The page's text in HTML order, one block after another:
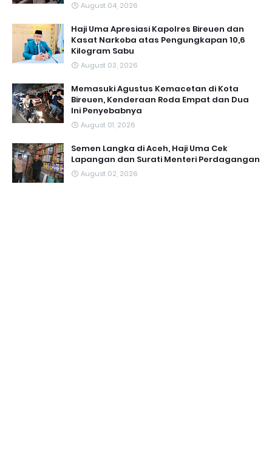
August 04, 2026
Haji Uma Apresiasi Kapolres Bireuen dan
Kasat Narkoba atas Pengungkapan 10,6
Kilogram Sabu
August 03, 2026
Memasuki Agustus Kemacetan di Kota
Bireuen, Kenderaan Roda Empat dan Dua
Ini Penyebabnya
August 01, 2026
Semen Langka di Aceh, Haji Uma Cek
Lapangan dan Surati Menteri Perdagangan
August 02, 2026